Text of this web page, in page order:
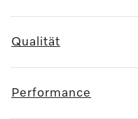
Qualität
Performance